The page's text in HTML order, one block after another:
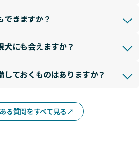
できますか？
犬にも会えますか？
しておくものはありますか？
る質問をすべて見る